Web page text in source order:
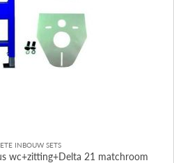
INBOUW SETS
wc+zitting+Delta 21 matchroom